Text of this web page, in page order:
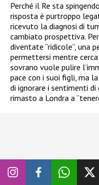
Perché il Re sta
risposta è purtroppo
ricevuto la diagnosi di
cambiato prospettiva.
diventate “ridicole”, una
permettersi mentre cerca
sovrano vuole pulire
pace con i suoi figli, ma
di ignorare i sentimenti di
rimasto a Londra a